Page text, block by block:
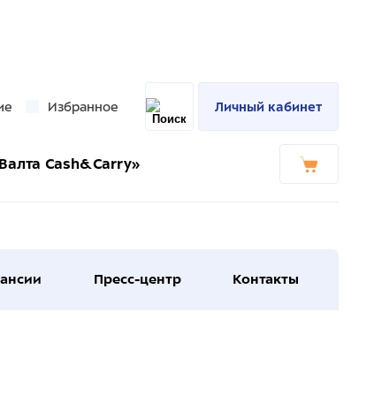
Избранное Личный кабинет
Cash&Carry»
Пресс-центр Контакты